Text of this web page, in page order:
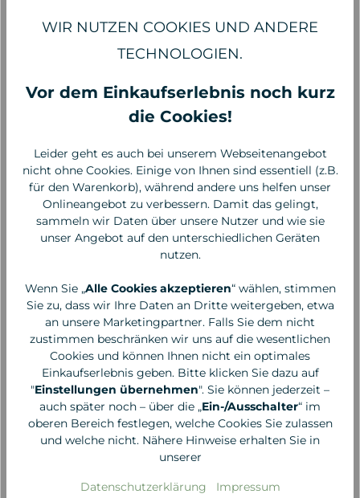
Madara
H2O Tint Hyaluron
Tinted Serum, #2
MOON FLOWER
1.165,00 €* / 1 Liter
Madara
H2O Tint Hyaluron
Tinted Serum, #3 SUN
FLOWER
1.165,00 €* / 1 Liter
WIR NUTZEN COOKIES UND ANDERE
TECHNOLOGIEN.
Vor dem Einkaufserlebnis noch kurz
die Cookies!
Leider geht es auch bei unserem Webseitenangebot
nicht ohne Cookies. Einige von Ihnen sind essentiell (z.B.
für den Warenkorb), während andere uns helfen unser
Onlineangebot zu verbessern. Damit das gelingt,
sammeln wir Daten über unsere Nutzer und wie sie
unser Angebot auf den unterschiedlichen Geräten
nutzen.
Wenn Sie „Alle Cookies akzeptieren“ wählen, stimmen
Sie zu, dass wir Ihre Daten an Dritte weitergeben, etwa
an unsere Marketingpartner. Falls Sie dem nicht
zustimmen beschränken wir uns auf die wesentlichen
Cookies und können Ihnen nicht ein optimales
Einkaufserlebnis geben. Bitte klicken Sie dazu auf
"Einstellungen übernehmen". Sie können jederzeit –
auch später noch – über die „Ein-/Ausschalter“ im
oberen Bereich festlegen, welche Cookies Sie zulassen
und welche nicht. Nähere Hinweise erhalten Sie in
unserer
Datenschutzerklärung Impressum